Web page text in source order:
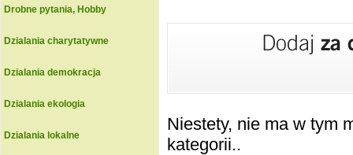
Drobne pytania, Hobby
Dzialania charytatywne
Dzialania demokracja
Dzialania ekologia
Dzialania lokalne
Niestety, nie ma w tym
kategorii..